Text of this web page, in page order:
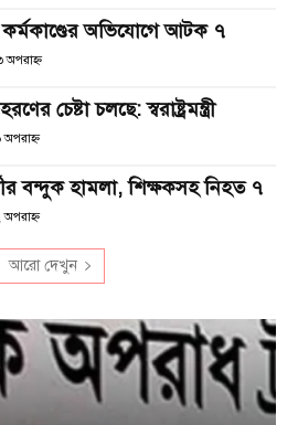
অভিযোগে আটক ৭
চেষ্টা চলছে: স্বরাষ্ট্রমন্ত্রী
বন্দুক হামলা, শিক্ষকসহ নিহত ৭
আরো দেখুন